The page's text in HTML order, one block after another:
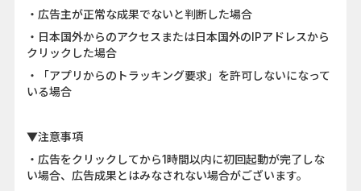
・広告主が正常な成果でないと判断した場合
・日本国外からのアクセスまたは日本国外のIPアドレスから
クリックした場合
・「アプリからのトラッキング要求」を許可しないになって
いる場合
▼注意事項
・広告をクリックしてから1時間以内に初回起動が完了しな
い場合、広告成果とはみなされない場合がございます。